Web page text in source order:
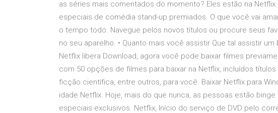
as séries mais comentados do momento? Eles estão na
especiais de comédia stand-up premiados. O que você vai
o tempo todo. Navegue pelos novos títulos ou procure seus
no seu aparelho. • Quanto mais você assistir Que tal assistir
Netflix libera Download, agora você pode baixar filmes
com 50 opções de filmes para baixar na Netflix, incluídos
ficção científica, entre outros, para você. Baixar Netflix para
idade Netflix. Hoje, mais do que nunca, as pessoas estão
especiais exclusivos. Netflix, Início do serviço de DVD pelo